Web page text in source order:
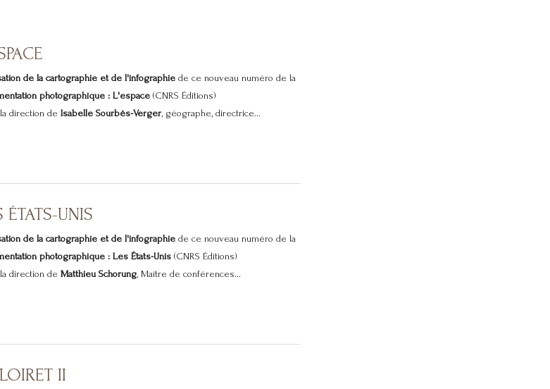
de la cartographie et de l'infographie de ce nouveau numéro de la
photographique : L'espace (CNRS Éditions)
direction deIsabelle Sourbès-Verger, géographe, directrice...
ÉTATS-UNIS
de la cartographie et de l'infographie de ce nouveau numéro de la
photographique : Les États-Unis (CNRS Éditions)
direction deMatthieu Schorung, Maître de conférences...
II